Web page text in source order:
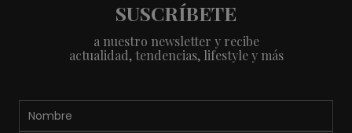
SUSCRÍBETE
a nuestro newsletter y recibe
actualidad, tendencias, lifestyle y más